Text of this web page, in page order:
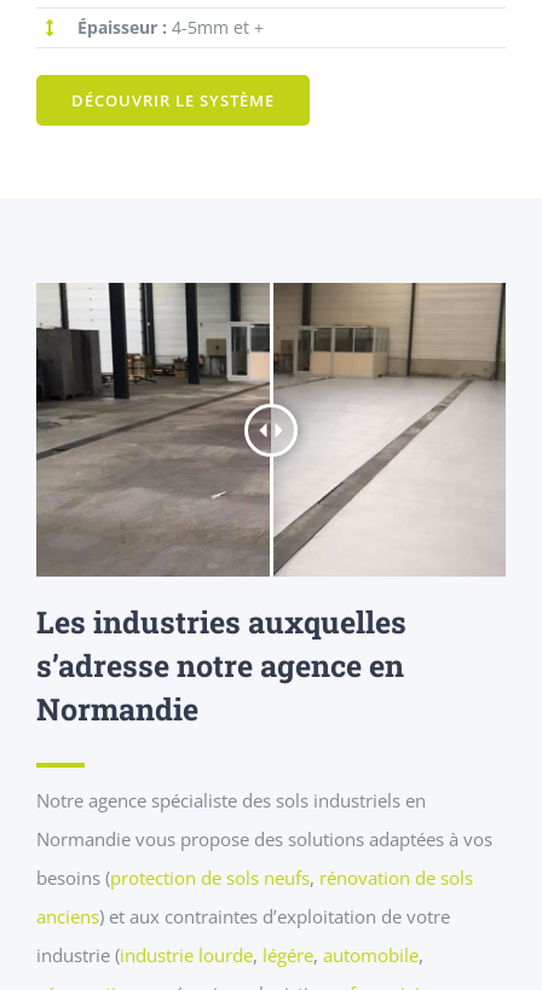
Épaisseur : 4-5mm et +
DÉCOUVRIR LE SYSTÈME
Les industries auxquelles
s’adresse notre agence en
Normandie
Notre agence spécialiste des sols industriels en
Normandie vous propose des solutions adaptées à vos
besoins (protection de sols neufs, rénovation de sols
anciens) et aux contraintes d’exploitation de votre
industrie (industrie lourde, légére, automobile,